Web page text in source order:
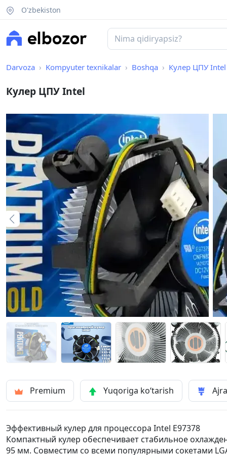
O'zbekiston
Darvoza Kompyuter texnikalar Boshqa Кулер ЦПУ Intel
Кулер ЦПУ Intel
Premium Yuqoriga ko‘tarish
Эффективный кулер для процессора Intel E97378
Компактный кулер обеспечивает стабильное
95 мм. Совместим со всеми популярными сокетами